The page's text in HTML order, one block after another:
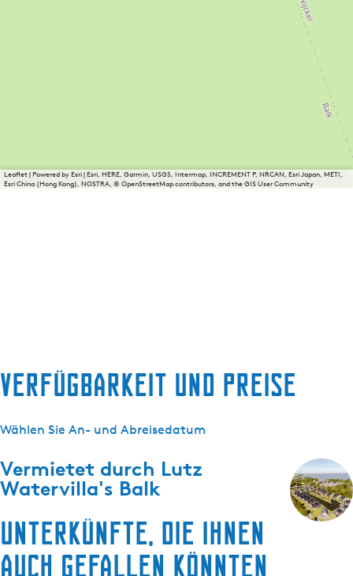
Leaflet|Powered by Esri | Esri, HERE, Garmin, USGS, Intermap, INCREMENT P, NRCAN, Esri Japan, METI,
Esri China (Hong Kong), NOSTRA, © OpenStreetMap contributors, and the GIS User Community
Verfügbarkeit und Preise
Wählen Sie An- und Abreisedatum
Vermietet durch Lutz
Watervilla's Balk
Unterkünfte, die Ihnen
auch gefallen könnten